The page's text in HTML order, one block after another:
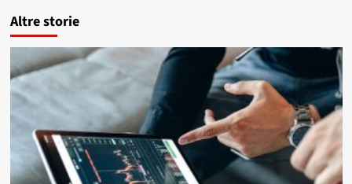
Altre storie